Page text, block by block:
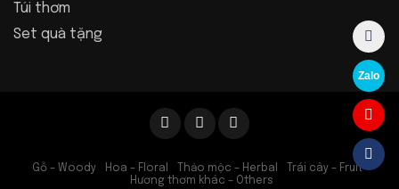
Túi thơm
Set quà tặng
Gỗ – Woody Hoa – Floral Thảo mộc – Herbal
Trái cây – Fruit
Hương thơm khác – Others
Zalo